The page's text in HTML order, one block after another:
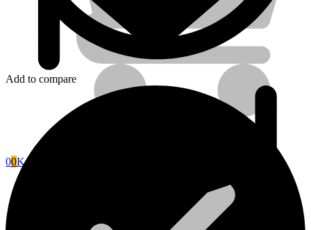
Fini Betta
00Kosár
Add to compare